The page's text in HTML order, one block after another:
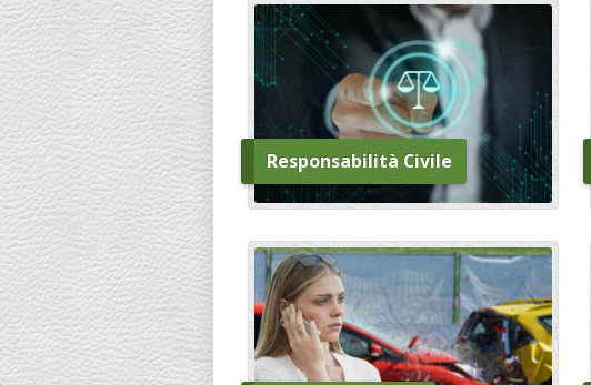
Responsabilità Civile